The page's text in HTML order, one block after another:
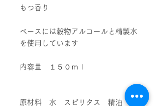
もつ香り
ベースには穀物アルコールと精製水
を使用しています
内容量 １５０ｍｌ
原材料 水 スピリタス 精油